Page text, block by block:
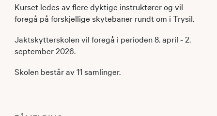
Kurset ledes av flere dyktige instruktører og vil
foregå på forskjellige skytebaner rundt om i Trysil.
Jaktskytterskolen vil foregå i perioden 8. april - 2.
september 2026.
Skolen består av 11 samlinger.